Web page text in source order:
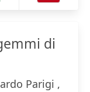
di
Parigi ,